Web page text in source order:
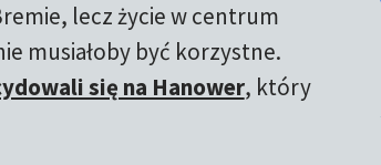
lecz życie w centrum
musiałoby być korzystne.
się na Hanower, który